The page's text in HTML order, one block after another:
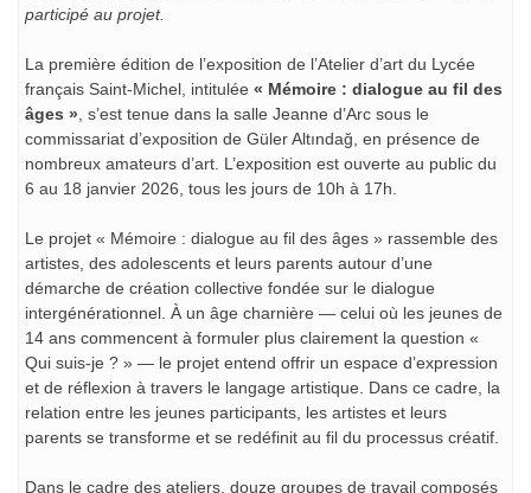
participé au projet.
La première édition de l’exposition de l’Atelier d’art du Lycée
français Saint-Michel, intitulée « Mémoire : dialogue au fil des
âges » , s’est tenue dans la salle Jeanne d’Arc sous le
commissariat d’exposition de Güler Altındağ, en présence de
nombreux amateurs d’art. L’exposition est ouverte au public du
6 au 18 janvier 2026, tous les jours de 10h à 17h.
Le projet « Mémoire : dialogue au fil des âges » rassemble des
artistes, des adolescents et leurs parents autour d’une
démarche de création collective fondée sur le dialogue
intergénérationnel. À un âge charnière — celui où les jeunes de
14 ans commencent à formuler plus clairement la question «
Qui suis-je ? » — le projet entend offrir un espace d’expression
et de réflexion à travers le langage artistique. Dans ce cadre, la
relation entre les jeunes participants, les artistes et leurs
parents se transforme et se redéfinit au fil du processus créatif.
Dans le cadre des ateliers, douze groupes de travail composés